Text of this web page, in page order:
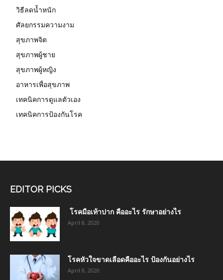
วิธีลดน้ำหนัก
ศัลยกรรมความงาม
สุขภาพจิต
สุขภาพผู้ชาย
สุขภาพผู้หญิง
อาหารเพื่อสุขภาพ
เทคนิคการดูแลตัวเอง
เทคนิคการป้องกันโรค
EDITOR PICKS
โรคมือเท้าปาก คืออะไร รักษาอย่างไร
April 8, 2020
โรคหัวใจขาดเลือดคืออะไร ป้องกันอย่างไร
April 8, 2020